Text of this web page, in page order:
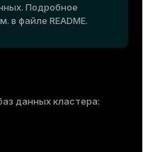
Подробное
в файле README.
данных кластера: